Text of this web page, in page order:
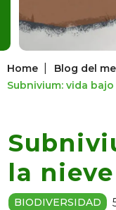
Home Blog del
Subnivium: vida
la nieve
BIODIVERSIDAD